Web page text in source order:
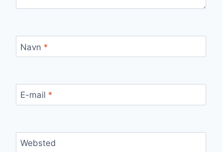
Navn *
E-mail *
Websted